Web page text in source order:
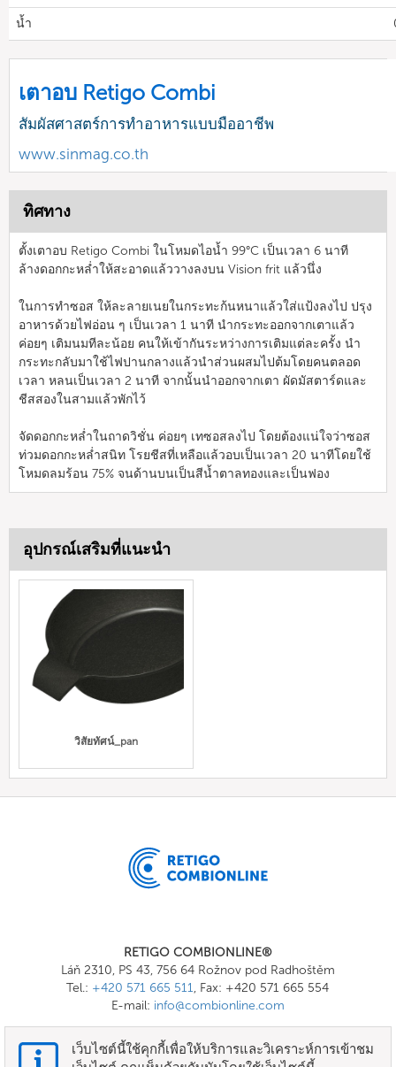
น้ำ
เตาอบ Retigo Combi
สัมผัสศาสตร์การทำอาหารแบบมืออาชีพ
www.sinmag.co.th
ทิศทาง
ตั้งเตาอบ Retigo Combi ในโหมดไอน้ำ 99°C เป็นเวลา 6 นาที
ล้างดอกกะหล่ำให้สะอาดแล้ววางลงบน Vision frit แล้วนึ่ง
ในการทำซอส ให้ละลายเนยในกระทะก้นหนาแล้วใส่แป้งลงไป ปรุง
อาหารด้วยไฟอ่อน ๆ เป็นเวลา 1 นาที นำกระทะออกจากเตาแล้ว
ค่อยๆ เติมนมทีละน้อย คนให้เข้ากันระหว่างการเติมแต่ละครั้ง นำ
กระทะกลับมาใช้ไฟปานกลางแล้วนำส่วนผสมไปต้มโดยคนตลอด
เวลา หลนเป็นเวลา 2 นาที จากนั้นนำออกจากเตา ผัดมัสตาร์ดและ
ชีสสองในสามแล้วพักไว้
จัดดอกกะหล่ำในถาดวิชั่น ค่อยๆ เทซอสลงไป โดยต้องแน่ใจว่าซอส
ท่วมดอกกะหล่ำสนิท โรยชีสที่เหลือแล้วอบเป็นเวลา 20 นาทีโดยใช้
โหมดลมร้อน 75% จนด้านบนเป็นสีน้ำตาลทองและเป็นฟอง
อุปกรณ์เสริมที่แนะนำ
วิสัยทัศน์_pan
RETIGO COMBIONLINE®
Láň 2310, PS 43, 756 64 Rožnov pod Radhoštěm
Tel.: +420 571 665 511, Fax: +420 571 665 554
E-mail: info@combionline.com
เว็บไซต์นี้ใช้คุกกี้เพื่อให้บริการและวิเคราะห์การเข้าชม